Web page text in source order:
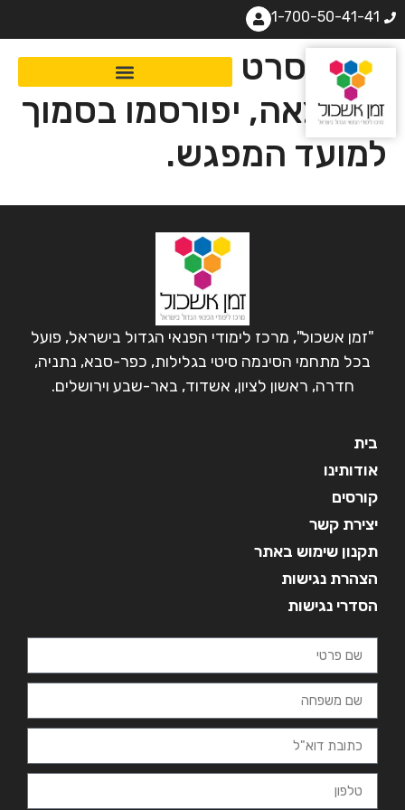
1-700-50-41-41
שם הסרט שיוקרן ופירוט
ההרצאה, יפורסמו בסמוך
למועד המפגש.
"זמן אשכול", מרכז לימודי הפנאי הגדול בישראל, פועל
בכל מתחמי הסינמה סיטי בגלילות, כפר-סבא, נתניה,
חדרה, ראשון לציון, אשדוד, באר-שבע וירושלים.
בית
אודותינו
קורסים
יצירת קשר
תקנון שימוש באתר
הצהרת נגישות
הסדרי נגישות